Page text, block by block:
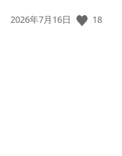
公
2026年7月16日 18